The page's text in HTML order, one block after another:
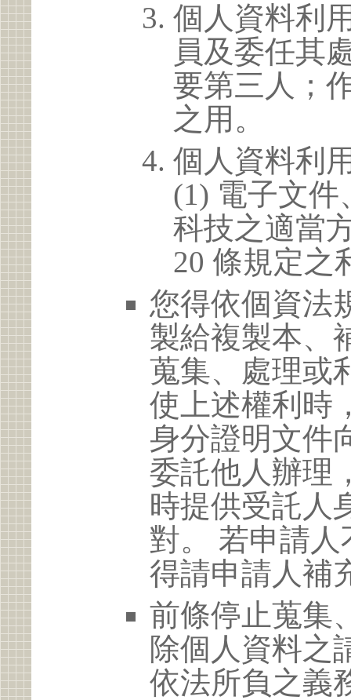
個人資料利
員及委任其
要第三人；
之用。
個人資料利
(1) 電子文
科技之適當
20 條規定之
您得依個資法
製給複製本、
蒐集、處理或
使上述權利時
身分證明文件
委託他人辦理
時提供受託人
對。 若申請
得請申請人補
前條停止蒐集
除個人資料之
依法所負之義